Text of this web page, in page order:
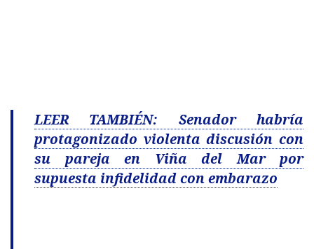
LEER TAMBIÉN: Senador habría
protagonizado violenta discusión con
su pareja en Viña del Mar por
supuesta infidelidad con embarazo